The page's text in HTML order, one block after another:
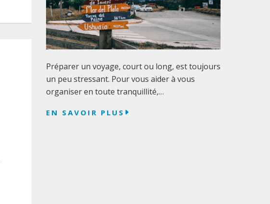
Préparer un voyage, court ou long, est toujours
un peu stressant. Pour vous aider à vous
organiser en toute tranquillité,…
EN SAVOIR PLUS